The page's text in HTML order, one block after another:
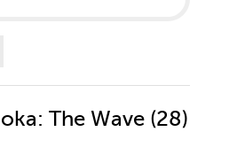
piękna, która otworzyła mi
: The Wave (28)